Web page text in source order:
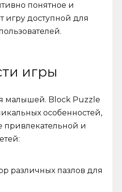
понятное и
игру доступной для
игры
малышей. Block Puzzle
особенностей,
привлекательной и
различных пазлов для